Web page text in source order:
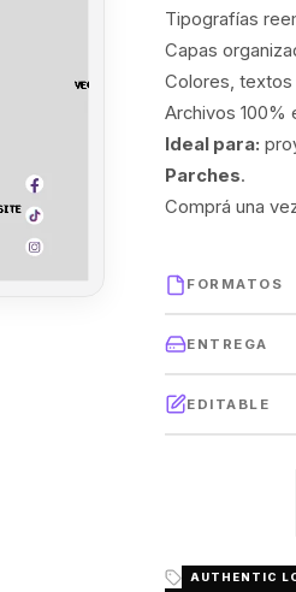
Tipografías
Capas
Colores,
Archivos
Ideal para:
Parches.
Comprá una
FORMATOS
ENTREGA
EDITABLE
AUTHENTIC